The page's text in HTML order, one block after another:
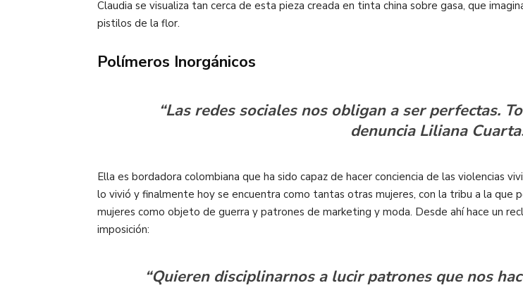
Claudia se visualiza tan cerca de esta pieza creada en tinta china sobre gasa, que
pistilos de la flor.
Polímeros Inorgánicos
“Las redes sociales nos obligan a ser perfectas.
denuncia Liliana
Ella es bordadora colombiana que ha sido capaz de hacer conciencia de las violencias
lo vivió y finalmente hoy se encuentra como tantas otras mujeres, con la tribu a la que
mujeres como objeto de guerra y patrones de marketing y moda. Desde ahí hace un
imposición:
“Quieren disciplinarnos a lucir patrones que nos